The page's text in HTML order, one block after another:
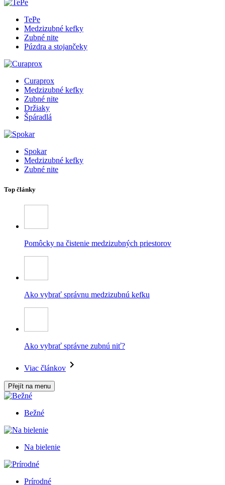
TePe
Medzizubné kefky
Zubné nite
Púzdra a stojančeky
Curaprox
Medzizubné kefky
Zubné nite
Držiaky
Špáradlá
Spokar
Medzizubné kefky
Zubné nite
Top články
Pomôcky na čistenie medzizubných priestorov
Ako vybrať správnu medzizubnú kefku
Ako vybrať správne zubnú niť?
Viac článkov
Přejít na menu
Bežné
Na bielenie
Prírodné